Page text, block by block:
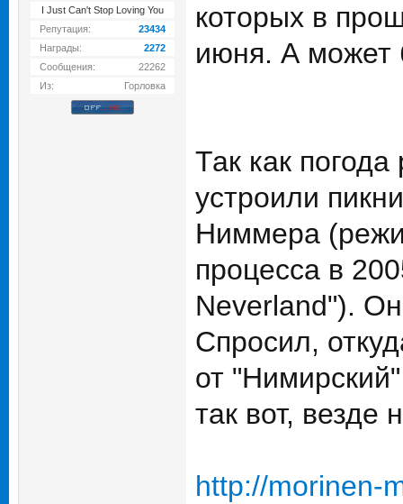
I Just Can't Stop Loving You
Репутация:
23434
Награды:
2272
Сообщения:
22262
Из:
Горловка
которых в
июня. А может
Так как
устроили
Ниммера
процесса в
Neverland").
Спросил,
от
так вот,
http://morinen-